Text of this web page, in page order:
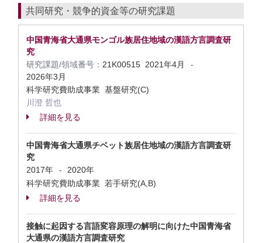
共同研究・競争的資金等の研究課題
中国青海省大通県モンゴル族居住地域の漢語方言調査研
究
研究課題/領域番号： 21K00515 2021年4月 -
2026年3月
科学研究費助成事業 基盤研究(C)
川澄 哲也
詳細を見る
中国青海省大通県チベット族居住地域の漢語方言調査研
究
2017年
-
2020年
科学研究費助成事業 若手研究(A,B)
詳細を見る
接触に起因する言語変容原理の解明に向けた中国青海省
大通県の漢語方言調査研究